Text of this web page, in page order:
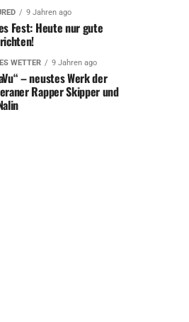
9 Jahren ago
Fest: Heute nur gute
WETTER 9 Jahren ago
– neustes Werk der
Rapper Skipper und